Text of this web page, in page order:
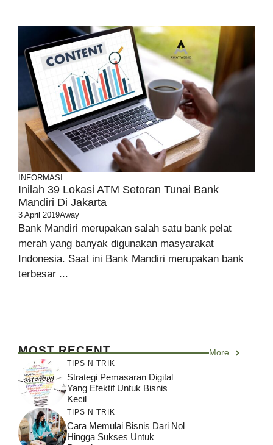
INFORMASI
Inilah 39 Lokasi ATM Setoran Tunai Bank
Mandiri Di Jakarta
3 April 2019Away
Bank Mandiri merupakan salah satu bank pelat
merah yang banyak digunakan masyarakat
Indonesia. Saat ini Bank Mandiri merupakan bank
terbesar ...
MOST RECENT More
TIPS N TRIK
Strategi Pemasaran Digital
Yang Efektif Untuk Bisnis
Kecil
TIPS N TRIK
Cara Memulai Bisnis Dari Nol
Hingga Sukses Untuk